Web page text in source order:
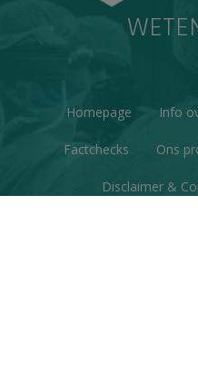
Homepage Info
Factchecks Ons
Disclaimer &